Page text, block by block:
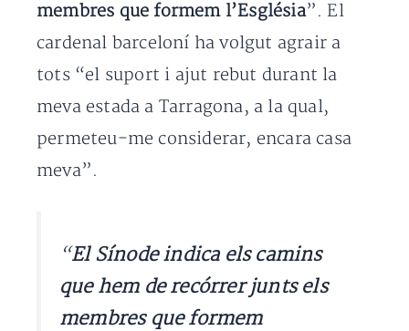
membres que formem l’Església”. El
cardenal barceloní ha volgut agrair a
tots “el suport i ajut rebut durant la
meva estada a Tarragona, a la qual,
permeteu-me considerar, encara casa
meva”.
“El Sínode indica els camins
que hem de recórrer junts els
membres que formem